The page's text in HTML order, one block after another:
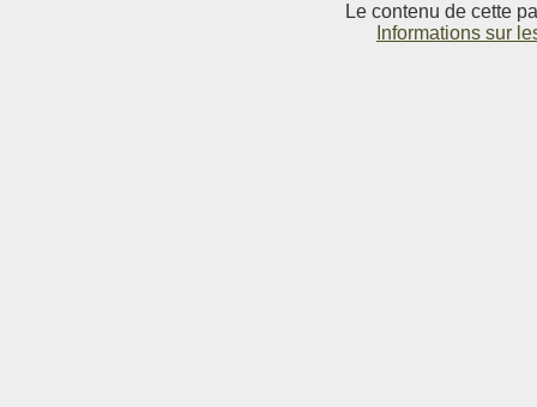
Le contenu de cette
Informations sur